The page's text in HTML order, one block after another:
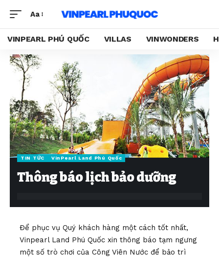
Aa
VINPEARL PHÚ QUỐC VILLAS VINWONDERS
TIN TỨC VinPearl Land Phú Quốc
Thông báo lịch bảo dưỡng
Để phục vụ Quý khách hàng một cách tốt nhất,
Vinpearl Land Phú Quốc xin thông báo tạm ngưng
một số trò chơi của Công Viên Nước để bảo trì